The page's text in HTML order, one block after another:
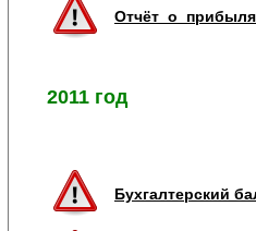
2011 год
Бухгалтерский